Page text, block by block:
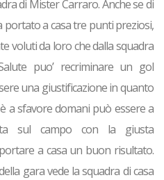
di Mister Carraro. Anche se di
portato a casa tre punti preziosi,
voluti da loro che dalla squadra
puo’ recriminare un gol
una giustificazione in quanto
a sfavore domani può essere a
sul campo con la giusta
a casa un buon risultato.
gara vede la squadra di casa